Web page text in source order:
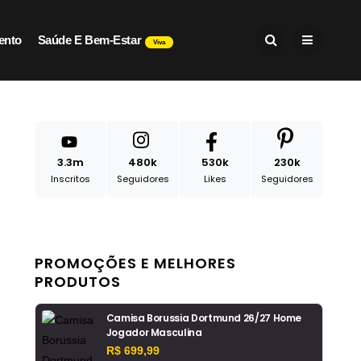
Saúde E Bem-Estar Viva
3.3m
Inscritos
480k
Seguidores
530k
Likes
230k
Seguidores
PROMOÇÕES E MELHORES
PRODUTOS
Camisa Borussia Dortmund 26/27 Home
Jogador Masculina
R$ 699,99